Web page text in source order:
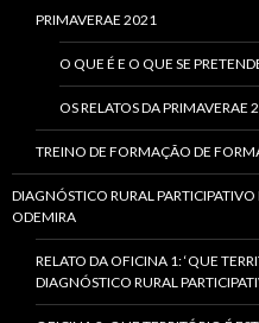
PRIMAVERAE 2021
O QUE É E O QUE SE
OS RELATOS DA PRIMAVERAE
TREINO DE FORMAÇÃO DE
DIAGNÓSTICO RURAL
ODEMIRA
RELATO DA OFICINA 1: ‘QUE
DIAGNÓSTICO RURAL